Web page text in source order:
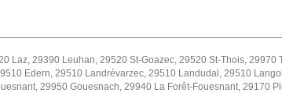
Laz, 29390 Leuhan, 29520 St-Goazec, 29520 St-Thois,
Edern, 29510 Landrévarzec, 29510 Landudal, 29510
29950 Gouesnach, 29940 La Forêt-Fouesnant, 29170